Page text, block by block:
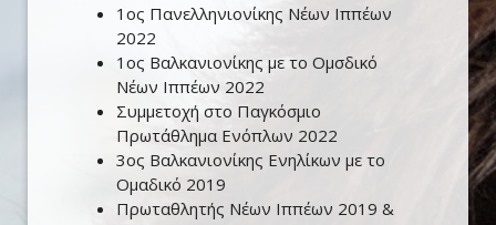
1ος Πανελληνιονίκης Νέων Ιππέων
2022
1ος Βαλκανιονίκης με το Ομσδικό
Νέων Ιππέων 2022
Συμμετοχή στο Παγκόσμιο
Πρωτάθλημα Ενόπλων 2022
3ος Βαλκανιονίκης Ενηλίκων με το
Ομαδικό 2019
Πρωταθλητής Νέων Ιππέων 2019 &